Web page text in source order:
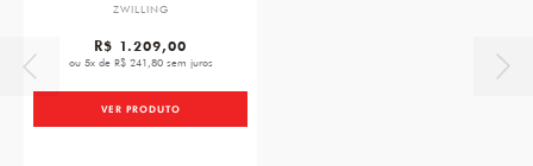
ZWILLING
R$ 1.209,00
ou 5x de R$ 241,80 sem juros
VER PRODUTO